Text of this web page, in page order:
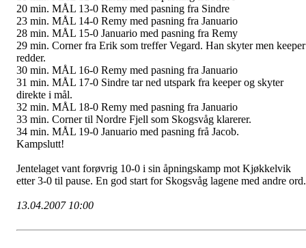
20 min. MÅL 13-0 Remy med pasning fra Sindre
23 min. MÅL 14-0 Remy med pasning fra Januario
28 min. MÅL 15-0 Januario med pasning fra Remy
29 min. Corner fra Erik som treffer Vegard. Han skyter men keeper
redder.
30 min. MÅL 16-0 Remy med pasning fra Januario
31 min. MÅL 17-0 Sindre tar ned utspark fra keeper og skyter
direkte i mål.
32 min. MÅL 18-0 Remy med pasning fra Januario
33 min. Corner til Nordre Fjell som Skogsvåg klarerer.
34 min. MÅL 19-0 Januario med pasning frå Jacob.
Kampslutt!
Jentelaget vant forøvrig 10-0 i sin åpningskamp mot Kjøkkelvik
etter 3-0 til pause. En god start for Skogsvåg lagene med andre ord.
13.04.2007 10:00